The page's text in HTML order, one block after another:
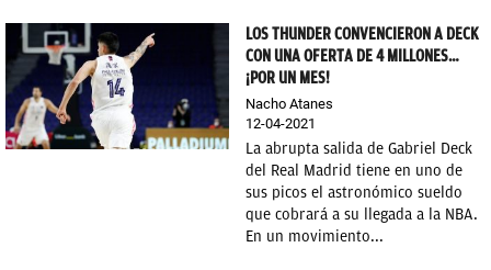
LOS THUNDER CONVENCIERON A DECK
CON UNA OFERTA DE 4 MILLONES…
¡POR UN MES!
Nacho Atanes
12-04-2021
La abrupta salida de Gabriel Deck
del Real Madrid tiene en uno de
sus picos el astronómico sueldo
que cobrará a su llegada a la NBA.
En un movimiento...